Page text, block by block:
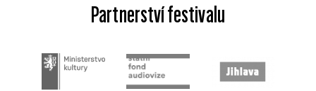
Partnerství festivalu